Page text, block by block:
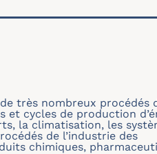
très nombreux procédés
et cycles de production
la climatisation, les
de l’industrie des
chimiques,